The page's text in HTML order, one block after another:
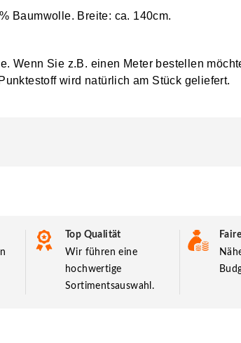
Baumwolle. Breite: ca. 140cm.
Wenn Sie z.B. einen Meter bestellen
Punktestoffwird natürlich am Stück geliefert.
Top Qualität
Wir führen eine
hochwertige
Sortimentsauswahl.